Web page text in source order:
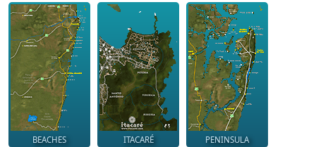
BEACHES ITACARÉ PENINSULA